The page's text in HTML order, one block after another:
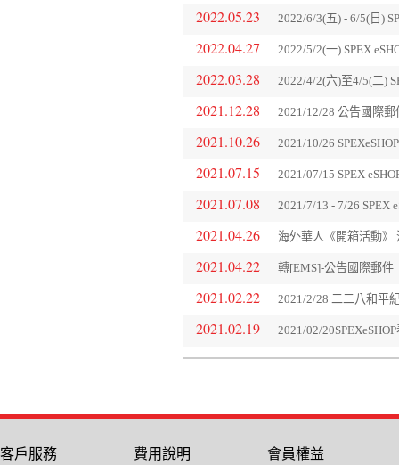
2022.05.23 2022/6/3(五) - 6/5(日)
2022.04.27 2022/5/2(一) SPEX
2022.03.28 2022/4/2(六)至4/5(二)
2021.12.28 2021/12/28 公告國際
2021.10.26 2021/10/26
2021.07.15 2021/07/15 SPEX
2021.07.08 2021/7/13 - 7/26 SPEX
2021.04.26 海外華人《開箱活動》
2021.04.22 轉[EMS]-公告國際郵件
2021.02.22 2021/2/28 二二八和平
2021.02.19 2021/02/
客戶服務 費用說明 會員權益